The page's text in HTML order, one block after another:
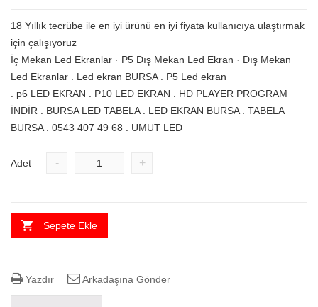
18 Yıllık tecrübe ile en iyi ürünü en iyi fiyata kullanıcıya ulaştırmak
için çalışıyoruz
‎İç Mekan Led Ekranlar · ‎P5 Dış Mekan Led Ekran · ‎Dış Mekan
Led Ekranlar . Led ekran BURSA . P5 Led ekran
. p6 LED EKRAN . P10 LED EKRAN . HD PLAYER PROGRAM
İNDİR . BURSA LED TABELA . LED EKRAN BURSA . TABELA
BURSA . 0543 407 49 68 . UMUT LED
Adet - +
Sepete Ekle
Yazdır Arkadaşına Gönder